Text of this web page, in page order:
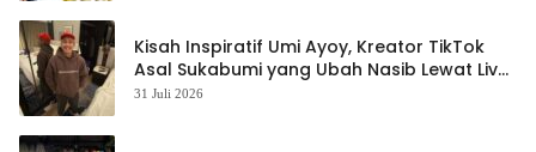
Kisah Inspiratif Umi Ayoy, Kreator TikTok
Asal Sukabumi yang Ubah Nasib Lewat Live
Streaming
31 Juli 2026